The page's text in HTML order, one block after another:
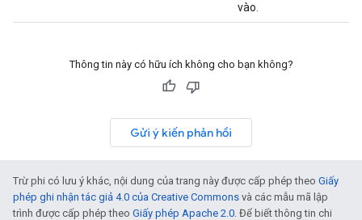
vào.
Thông tin này có hữu ích không cho bạn không?
Gửi ý kiến phản hồi
Trừ phi có lưu ý khác, nội dung của trang này được cấp phép theo Giấy
phép ghi nhận tác giả 4.0 của Creative Commons và các mẫu mã lập
trình được cấp phép theo Giấy phép Apache 2.0. Để biết thông tin chi